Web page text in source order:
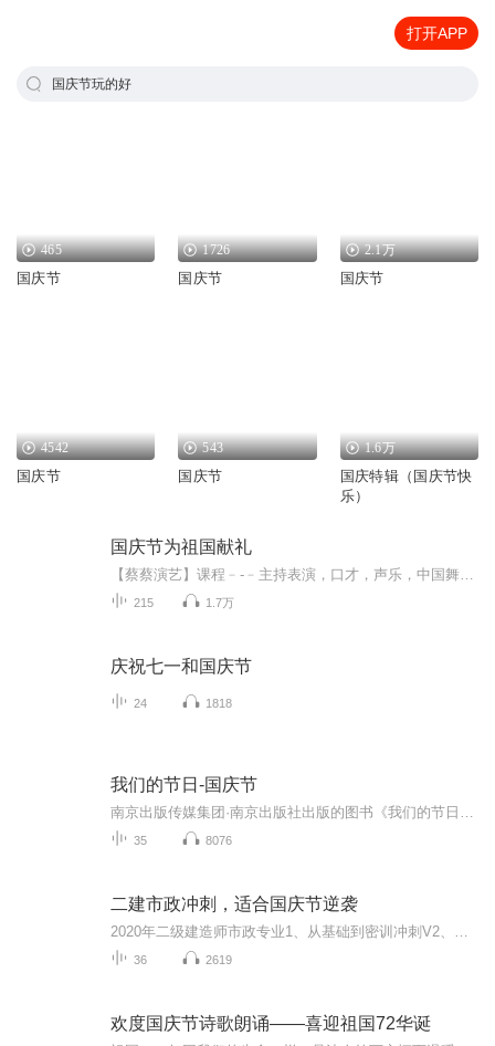
打开APP
国庆节玩的好
465
国庆节
1726
国庆节
2.1万
国庆节
4542
国庆节
543
国庆节
1.6万
国庆特辑（国庆节快
乐）
国庆节为祖国献礼
215 1.7万
庆祝七一和国庆节
24 1818
我们的节日-国庆节
35 8076
二建市政冲刺，适合国庆节逆袭
36 2619
欢度国庆节诗歌朗诵——喜迎祖国72华诞